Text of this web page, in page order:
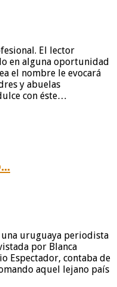
El lector
en alguna oportunidad
el nombre le evocará
y abuelas
con éste…
uruguaya periodista
por Blanca
Espectador, contaba de
aquel lejano país